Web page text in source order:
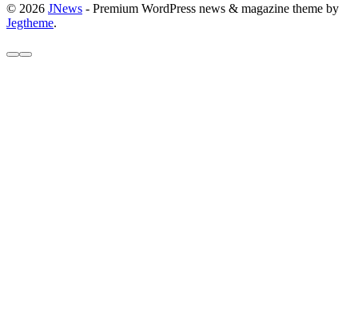
© 2026 JNews - Premium WordPress news & magazine theme by
Jegtheme.